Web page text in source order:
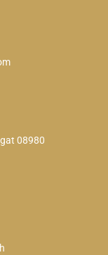
08980